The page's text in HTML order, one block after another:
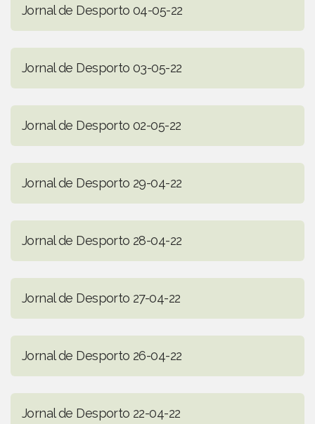
Jornal de Desporto 04-05-22
Jornal de Desporto 03-05-22
Jornal de Desporto 02-05-22
Jornal de Desporto 29-04-22
Jornal de Desporto 28-04-22
Jornal de Desporto 27-04-22
Jornal de Desporto 26-04-22
Jornal de Desporto 22-04-22